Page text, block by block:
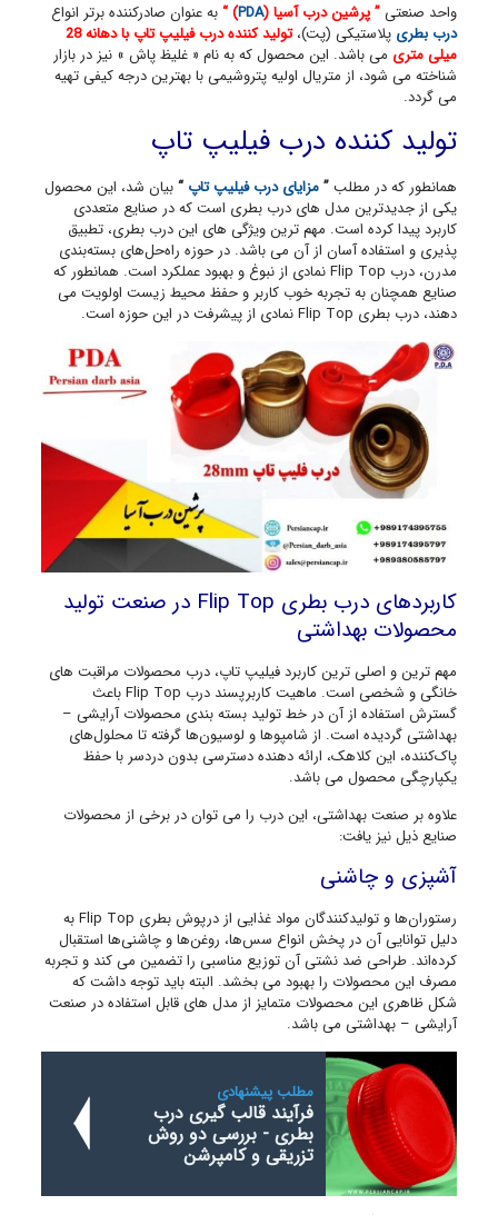
واحد صنعتی” پرشین درب آسیا (PDA
) “به عنوان صادرکننده برتر انواع
درب بطری پلاستیکی (پت)،
تولید کننده درب فیلیپ تاپ با دهانه 28
میلی متری می باشد. این محصول که به نام « غلیظ پاش » نیز در بازار
شناخته می شود، از متریال اولیه پتروشیمی با بهترین درجه کیفی تهیه
می گردد.
تولید کننده درب فیلیپ تاپ
همانطور که در مطلب”مزایای درب فیلیپ تاپ “بیان شد، این محصول
یکی از جدیدترین مدل های درب بطری است که در صنایع متعددی
کاربرد پیدا کرده است. مهم ترین ویژگی های این درب بطری، تطبیق
پذیری و استفاده آسان از آن می باشد. در حوزه راه‌حل‌های بسته‌بندی
مدرن، درب Flip Top نمادی از نبوغ و بهبود عملکرد است. همانطور که
صنایع همچنان به تجربه خوب کاربر و حفظ محیط زیست اولویت می
دهند، درب بطری Flip Top نمادی از پیشرفت در این حوزه است.
کاربردهای درب بطری Flip Top در صنعت تولید
محصولات بهداشتی
مهم ترین و اصلی ترین کاربرد فیلیپ تاپ، درب محصولات مراقبت های
خانگی و شخصی است. ماهیت کاربرپسند درب Flip Top باعث
گسترش استفاده از آن در خط تولید بسته بندی محصولات آرایشی –
بهداشتی گردیده است. از شامپوها و لوسیون‌ها گرفته تا محلول‌های
پاک‌کننده، این کلاهک، ارائه دهنده دسترسی بدون دردسر با حفظ
یکپارچگی محصول می باشد.
علاوه بر صنعت بهداشتی، این درب را می توان در برخی از محصولات
صنایع ذیل نیز یافت:
آشپزی و چاشنی
رستوران‌ها و تولیدکنندگان مواد غذایی از درپوش بطری Flip Top به
دلیل توانایی آن در پخش انواع سس‌ها، روغن‌ها و چاشنی‌ها استقبال
کرده‌اند. طراحی ضد نشتی آن توزیع مناسبی را تضمین می کند و تجربه
مصرف این محصولات را بهبود می بخشد. البته باید توجه داشت که
شکل ظاهری این محصولات متمایز از مدل های قابل استفاده در صنعت
آرایشی – بهداشتی می باشد.
مطلب پیشنهادی
فرآیند قالب گیری درب
بطری - بررسی دو روش
تزریقی و کامپرشن